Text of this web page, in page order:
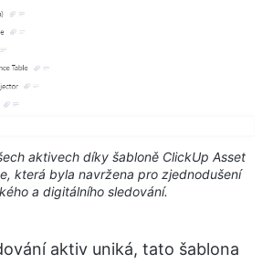
aktivech díky šabloně ClickUp Asset
která byla navržena pro zjednodušení
a digitálního sledování.
aktiv uniká, tato šablona